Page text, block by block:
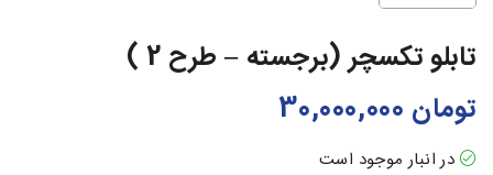
تابلو تکسچر (برجسته – طرح 2 )
تومان
در انبار موجود است